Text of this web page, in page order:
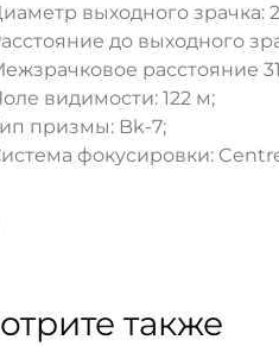
выходного зрачка:
до выходного
расстояние
видимости: 122 м;
призмы: Bk-7;
фокусировки:
также